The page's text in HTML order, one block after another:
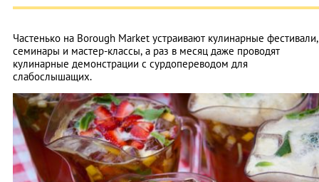
Частенько на Borough Market устраивают кулинарные фестивали,
семинары и мастер-классы, а раз в месяц даже проводят
кулинарные демонстрации с сурдопереводом для
слабослышащих.